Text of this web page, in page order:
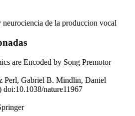
de la produccion vocal
are Encoded by Song Premotor
Perl, Gabriel B. Mindlin, Daniel
nature11967